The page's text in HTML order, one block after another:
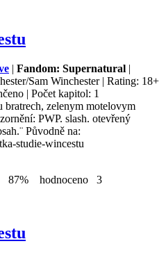
| Fandom: Supernatural |
Sam Winchester | Rating: 18+
| Počet kapitol: 1
bratrech, zelenym motelovym
PWP. slash. otevřený
Původně na:
studie-wincestu
87% hodnoceno 3